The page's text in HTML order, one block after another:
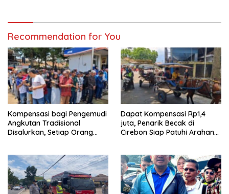
Recommendation for You
Kompensasi bagi Pengemudi
Angkutan Tradisional
Disalurkan, Setiap Orang
Dapat Kompensasi Rp1,4
juta, Penarik Becak di
Cirebon Siap Patuhi Arahan